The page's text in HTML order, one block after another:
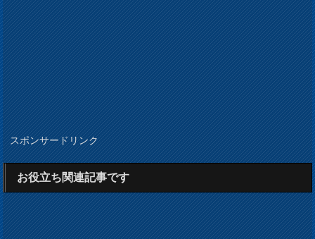
スポンサードリンク
お役立ち関連記事です